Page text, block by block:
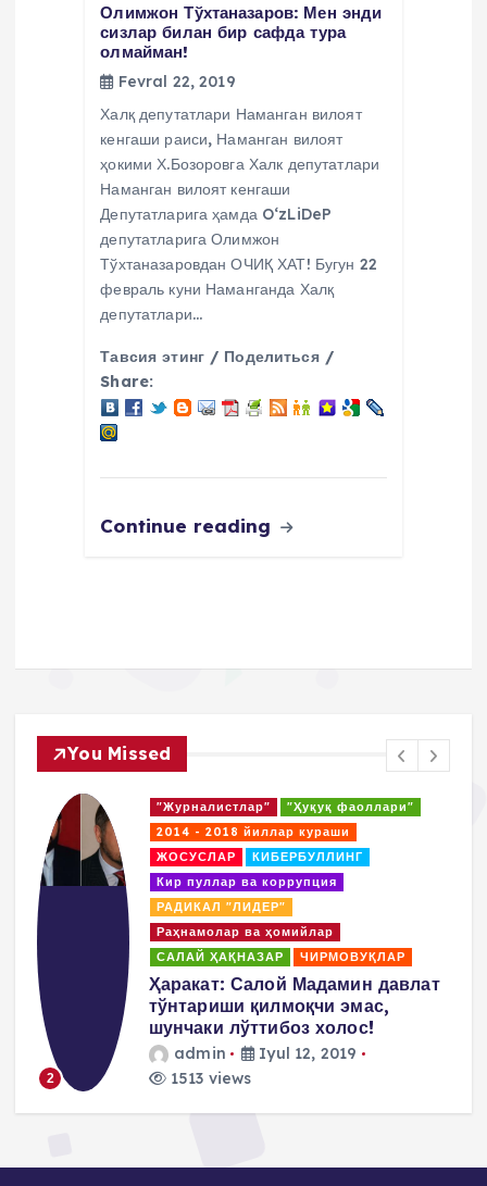
Олимжон Тўхтаназаров: Мен энди
сизлар билан бир сафда тура
олмайман!
Fevral 22, 2019
Халқ депутатлари Наманган вилоят
кенгаши раиси, Наманган вилоят
ҳокими Х.Бозоровга Халк депутатлари
Наманган вилоят кенгаши
Депутатларига ҳамда O‘zLiDeP
депутатларига Олимжон
Тўхтаназаровдан ОЧИҚ ХАТ! Бугун 22
февраль куни Наманганда Халқ
депутатлари…
Тавсия этинг / Поделиться /
Share:
Continue reading
You Missed
2
"Журналистлар"
"Ҳуқуқ фаоллари"
2014 - 2018 йиллар кураши
ЖОСУСЛАР
КИБЕРБУЛЛИНГ
Кир пуллар ва коррупция
РАДИКАЛ "ЛИДЕР"
Раҳнамолар ва ҳомийлар
САЛАЙ ҲАҚНАЗАР
ЧИРМОВУҚЛАР
Ҳаракат: Салой Мадамин давлат
тўнтариши қилмоқчи эмас,
шунчаки лўттибоз холос!
admin
Iyul 12, 2019
1513 views